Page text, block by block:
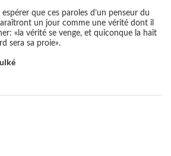
que ces paroles d’un penseur du
un jour comme une vérité dont il
«la vérité se venge, et quiconque la hait
sera sa proie».